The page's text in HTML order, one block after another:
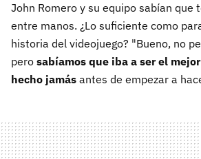
John Romero y su equipo sabían que
entre manos. ¿Lo suficiente como
historia del videojuego? "Bueno, no
pero sabíamos que iba a ser el
hecho jamás antes de empezar a